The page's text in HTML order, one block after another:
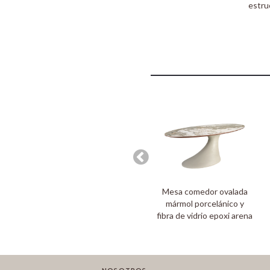
Mesa comedor ovalada
mármol porcelánico y
fibra de vidrio epoxi arena